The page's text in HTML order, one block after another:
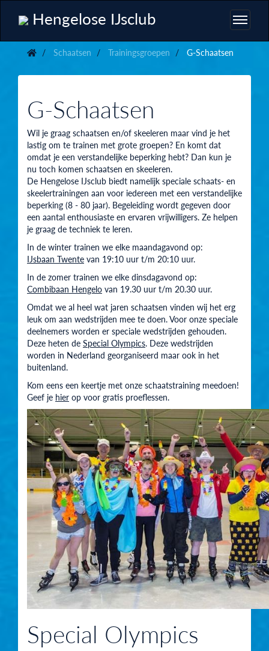
Hengelose IJsclub
Schaatsen Trainingsgroepen G-Schaatsen
G-Schaatsen
Wil je graag schaatsen en/of skeeleren maar vind je het
lastig om te trainen met grote groepen? En komt dat
omdat je een verstandelijke beperking hebt? Dan kun je
nu toch komen schaatsen en skeeleren.
De Hengelose IJsclub biedt namelijk speciale schaats- en
skeelertrainingen aan voor iedereen met een verstandelijke
beperking (8 - 80 jaar). Begeleiding wordt gegeven door
een aantal enthousiaste en ervaren vrijwilligers. Ze helpen
je graag de techniek te leren.
In de winter trainen we elke maandagavond op:
IJsbaan Twente van 19:10 uur t/m 20:10 uur.
In de zomer trainen we elke dinsdagavond op:
Combibaan Hengelo van 19.30 uur t/m 20.30 uur.
Omdat we al heel wat jaren schaatsen vinden wij het erg
leuk om aan wedstrijden mee te doen. Voor onze speciale
deelnemers worden er speciale wedstrijden gehouden.
Deze heten de Special Olympics. Deze wedstrijden
worden in Nederland georganiseerd maar ook in het
buitenland.
Kom eens een keertje met onze schaatstraining meedoen!
Geef je hier op voor gratis proeflessen.
Special Olympics